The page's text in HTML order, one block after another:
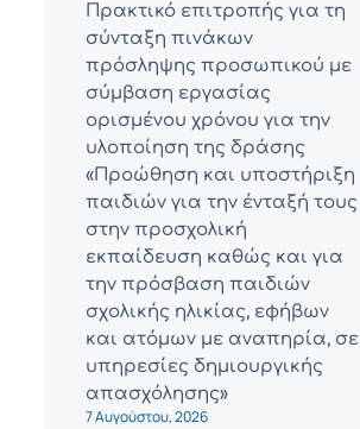
Πρακτικό επιτροπής για τη
σύνταξη πινάκων
πρόσληψης προσωπικού με
σύμβαση εργασίας
ορισμένου χρόνου για την
υλοποίηση της δράσης
«Προώθηση και υποστήριξη
παιδιών για την ένταξή τους
στην προσχολική
εκπαίδευση καθώς και για
την πρόσβαση παιδιών
σχολικής ηλικίας, εφήβων
και ατόμων με αναπηρία, σε
υπηρεσίες δημιουργικής
απασχόλησης»
7 Αυγούστου, 2026